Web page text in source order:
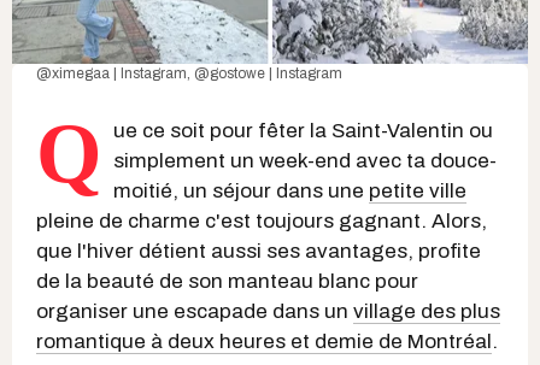
@ximegaa | Instagram, @gostowe | Instagram
Q
ue ce soit pour fêter la Saint-Valentin ou
simplement un week-end avec ta douce-
moitié, un séjour dans une petite ville
pleine de charme c'est toujours gagnant. Alors,
que l'hiver détient aussi ses avantages, profite
de la beauté de son manteau blanc pour
organiser une escapade dans un village des plus
romantique à deux heures et demie de Montréal .